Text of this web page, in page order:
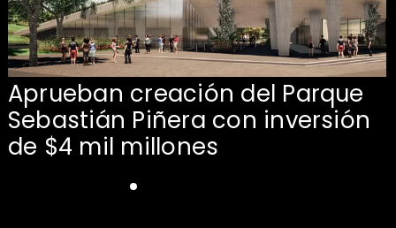
Aprueban creación del Parque
Sebastián Piñera con inversión
de $4 mil millones